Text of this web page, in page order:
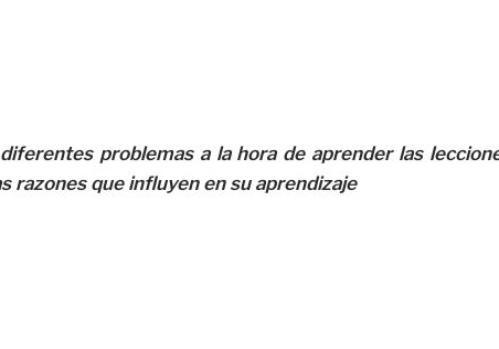
problemas a la hora de aprender las
que influyen en su aprendizaje